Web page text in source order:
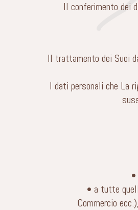
Il conferimento dei
Il trattamento dei Suoi
I dati personali che La
• a tutte
Commercio